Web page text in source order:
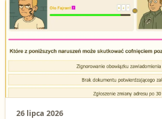
26 lipca 2026